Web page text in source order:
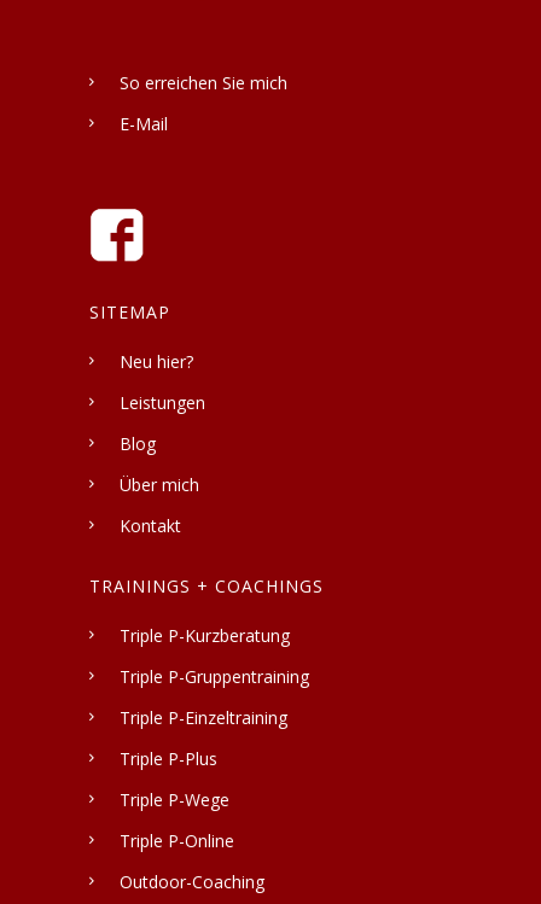
So erreichen Sie mich
E-Mail
SITEMAP
Neu hier?
Leistungen
Blog
Über mich
Kontakt
TRAININGS + COACHINGS
Triple P-Kurzberatung
Triple P-Gruppentraining
Triple P-Einzeltraining
Triple P-Plus
Triple P-Wege
Triple P-Online
Outdoor-Coaching